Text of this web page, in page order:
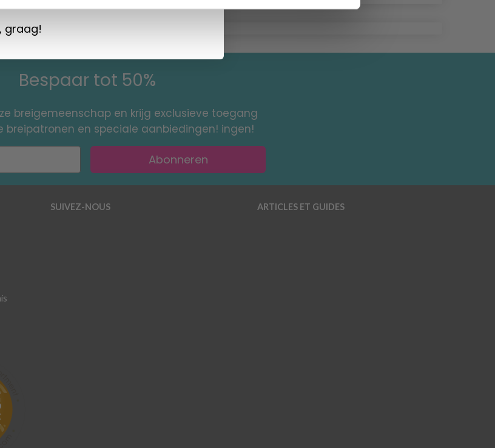
Bespaar tot 50%
breigemeenschap en krijg exclusieve toegang
breipatronen en speciale aanbiedingen! ingen!
Abonneren
SUIVEZ-NOUS ARTICLES ET GUIDES
graag!